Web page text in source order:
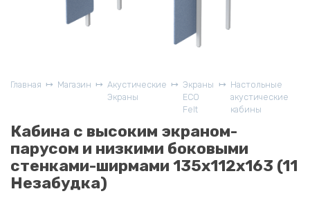
Главная Магазин
Акустические
Экраны
Экраны
ECO
Felt
Настольные
акустические
кабины
Кабина с высоким экраном-
парусом и низкими боковыми
стенками-ширмами 135х112х163 (11
Незабудка)